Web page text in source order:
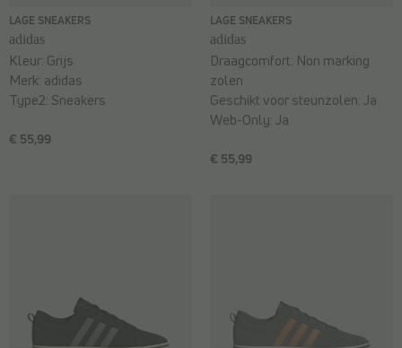
LAGE SNEAKERS
adidas
€ 55,99
Kleur: Grijs
Merk: adidas
Type2: Sneakers
LAGE SNEAKERS
adidas
€ 55,99
Draagcomfort: Non marking
zolen
Geschikt voor steunzolen:Ja
Web-Only:Ja